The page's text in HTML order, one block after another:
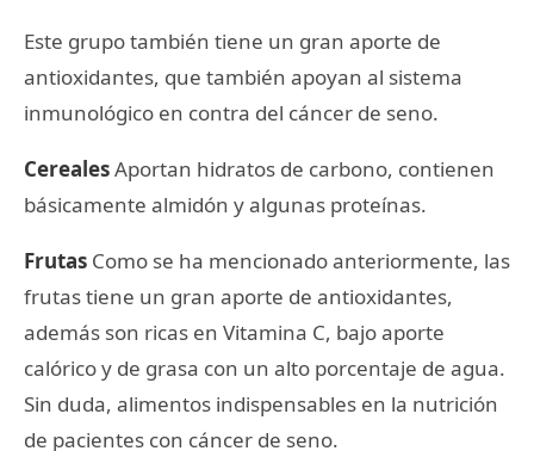
Este grupo también tiene un gran aporte de
antioxidantes, que también apoyan al sistema
inmunológico en contra del cáncer de seno.
CerealesAportan hidratos de carbono, contienen
básicamente almidón y algunas proteínas.
Frutas Como se ha mencionado anteriormente, las
frutas tiene un gran aporte de antioxidantes,
además son ricas en Vitamina C, bajo aporte
calórico y de grasa con un alto porcentaje de agua.
Sin duda, alimentos indispensables en la nutrición
de pacientes con cáncer de seno.